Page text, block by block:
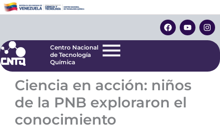
al
F
a
c
o
k
Y
o
u
e
I
n
s
r
Centro Nacional
de Tecnología
Centro Nacional
de Tecnología
Química
Ciencia en acción: niños
de la PNB exploraron el
conocimiento